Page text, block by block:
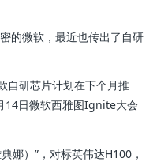
微软，最近也传出了自研
研芯片计划在下个月推
14日微软西雅图Ignite大会
）”，对标英伟达H100，